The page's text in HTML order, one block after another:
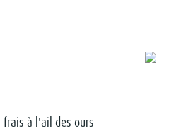
frais à l'ail des ours